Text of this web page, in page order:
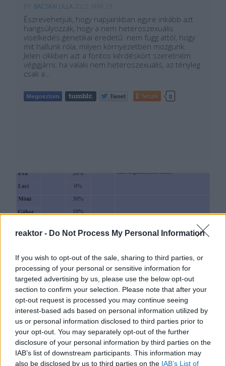
reaktor - Do Not Process My Personal Information
If you wish to opt-out of the sale, sharing to third parties, or
processing of your personal or sensitive information for
targeted advertising by us, please use the below opt-out
section to confirm your selection. Please note that after your
opt-out request is processed you may continue seeing
interest-based ads based on personal information utilized by
us or personal information disclosed to third parties prior to
your opt-out. You may separately opt-out of the further
disclosure of your personal information by third parties on the
IAB’s list of downstream participants. This information may
also be disclosed by us to third parties on the IAB’s List of
BACSKAI LILLA
Észrevehetjük, hogy napjainkban egyre inkább azt
hangsúlyozzák, hogy a nem heteroszexuális
viselkedés genetikai eredetű: nem függ attól, hogy
mit hallunk róla, milyen környezetben mozgunk.
Jelen cikkben azt a fontos kérdéskört szeretném
végigjárni: ha valaki nem heteroszexuális, az tényleg
csak a…
Tetszik 0
Környezettudatos életmód
vagy kényelem?
BY: REAKTOR.HU2020. FEB 17.
Világszerte az ipari hulladék tömege jelenti az egyik
legnagyobb fenyegetést a környezetre. Az ipari
forradalom óta egyre csak nő a szemét és a káros
anyagok környezetünket elárasztó kibocsátása.